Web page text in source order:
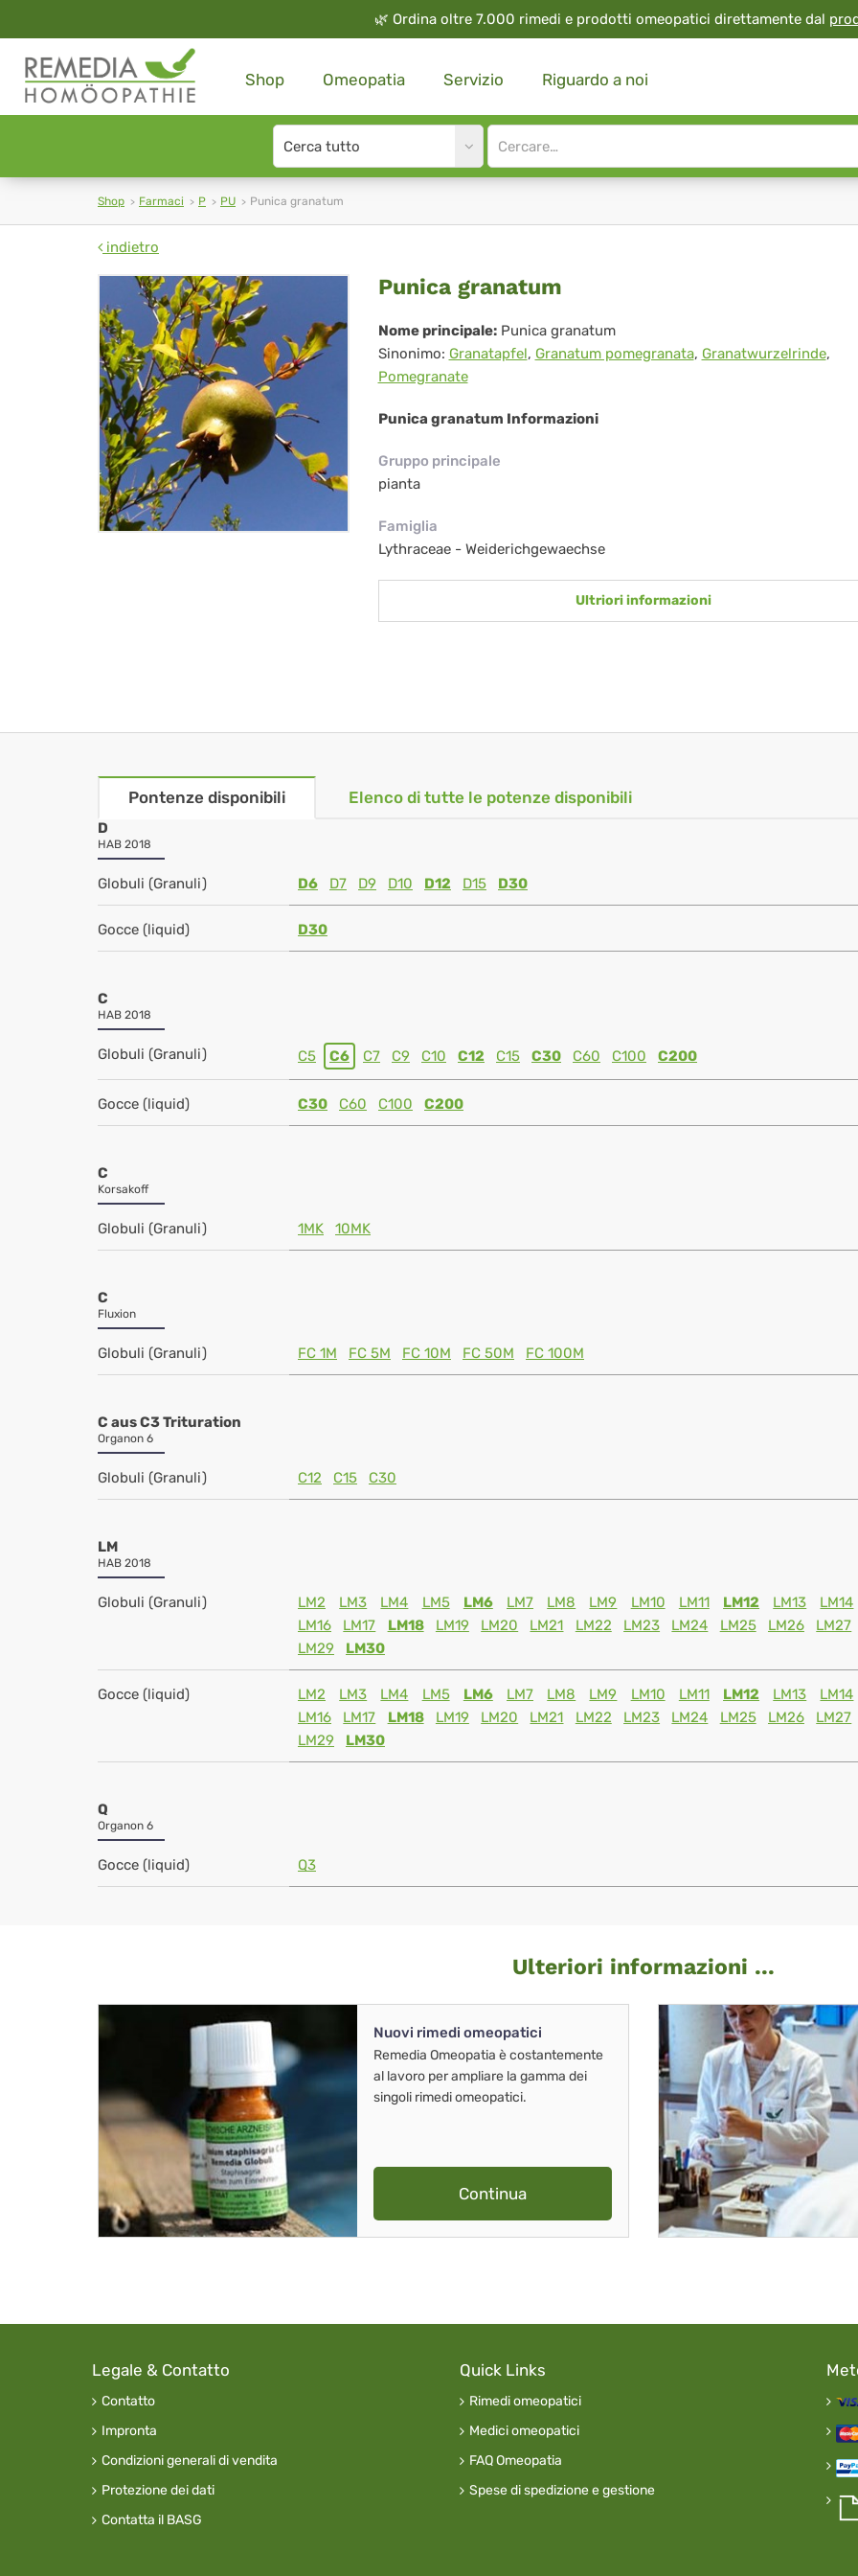
🌿 Ordina oltre 7.000 rimedi e prodotti omeopatici direttamente dal
Shop Omeopatia Servizio Riguardo a noi
Search
type
Site
search
Shop Farmaci P PU Punica granatum
indietro
Punica
granatum
Punica granatum
Nome principale: Punica granatum
Sinonimo: Granatapfel, Granatum pomegranata, Granatwurzelrinde,
Pomegranate
Punica granatum Informazioni
Gruppo principale
pianta
Famiglia
Lythraceae - Weiderichgewaechse
Ultriori informazioni
Pontenze disponibili Elenco di tutte le potenze disponibili
D
HAB 2018
Globuli (Granuli) D6 D7 D9 D10 D12 D15 D30
Gocce (liquid) D30
C
HAB 2018
Globuli (Granuli) C5 C6 C7 C9 C10 C12 C15 C30 C60 C100 C200
Gocce (liquid) C30 C60 C100 C200
C
Korsakoff
Globuli (Granuli) 1MK 10MK
C
Fluxion
Globuli (Granuli) FC 1M FC 5M FC 10M FC 50M FC 100M
C aus C3 Trituration
Organon 6
Globuli (Granuli) C12 C15 C30
LM
HAB 2018
Globuli (Granuli) LM2 LM3 LM4 LM5 LM6 LM7 LM8 LM9 LM10 LM11 LM12 LM13 LM14
LM16
LM17 LM18 LM19 LM20 LM21 LM22 LM23 LM24 LM25 LM26 LM27
LM29
LM30
Gocce (liquid) LM2 LM3 LM4 LM5 LM6 LM7 LM8 LM9 LM10 LM11 LM12 LM13 LM14
LM16
LM17 LM18 LM19 LM20 LM21 LM22 LM23 LM24 LM25 LM26 LM27
LM29
LM30
Q
Organon 6
Gocce (liquid) Q3
Ulteriori informazioni ...
Nuovi rimedi omeopatici
Remedia Omeopatia è costantemente
al lavoro per ampliare la gamma dei
singoli rimedi omeopatici.
Continua
Legale & Contatto
Contatto
Impronta
Condizioni generali di vendita
Protezione dei dati
Contatta il BASG
Quick Links
Rimedi omeopatici
Medici omeopatici
FAQ Omeopatia
Spese di spedizione e gestione